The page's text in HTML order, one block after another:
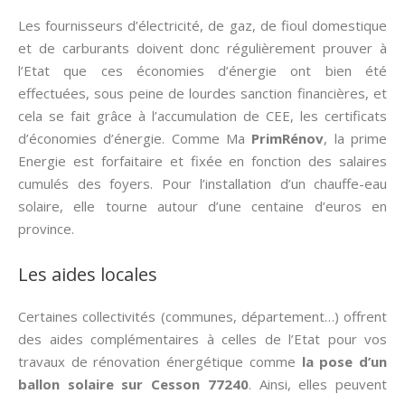
Les fournisseurs d’électricité, de gaz, de fioul domestique
et de carburants doivent donc régulièrement prouver à
l’Etat que ces économies d’énergie ont bien été
effectuées, sous peine de lourdes sanction financières, et
cela se fait grâce à l’accumulation de CEE, les certificats
d’économies d’énergie. Comme Ma PrimRénov, la prime
Energie est forfaitaire et fixée en fonction des salaires
cumulés des foyers. Pour l’installation d’un chauffe-eau
solaire, elle tourne autour d’une centaine d’euros en
province.
Les aides locales
Certaines collectivités (communes, département…) offrent
des aides complémentaires à celles de l’Etat pour vos
travaux de rénovation énergétique comme la pose d’un
ballon solaire sur Cesson 77240. Ainsi, elles peuvent